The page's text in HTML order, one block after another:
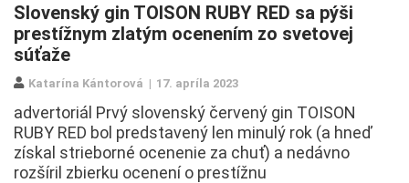
Slovenský gin TOISON RUBY RED sa pýši
prestížnym zlatým ocenením zo svetovej
súťaže
Katarína Kántorová 17. apríla 2023
advertoriál Prvý slovenský červený gin TOISON
RUBY RED bol predstavený len minulý rok (a hneď
získal strieborné ocenenie za chuť) a nedávno
rozšíril zbierku ocenení o prestížnu